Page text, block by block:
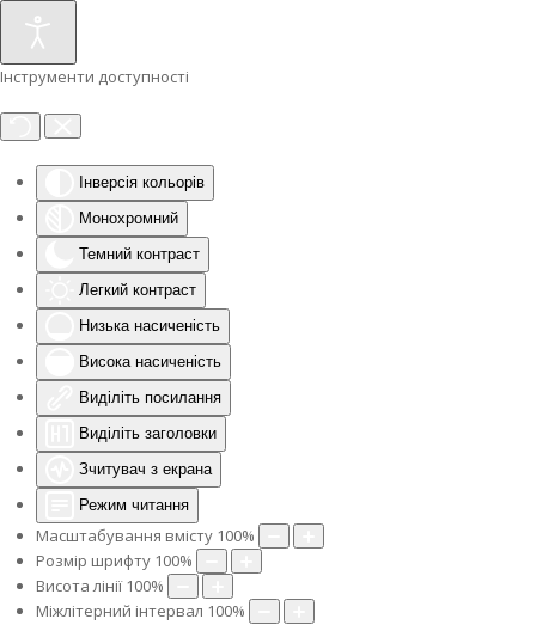
Інструменти доступності
Інверсія кольорів
Монохромний
Темний контраст
Легкий контраст
Низька насиченість
Висока насиченість
Виділіть посилання
Виділіть заголовки
Зчитувач з екрана
Режим читання
Масштабування вмісту 100%
Розмір шрифту 100%
Висота лінії 100%
Міжлітерний інтервал 100%